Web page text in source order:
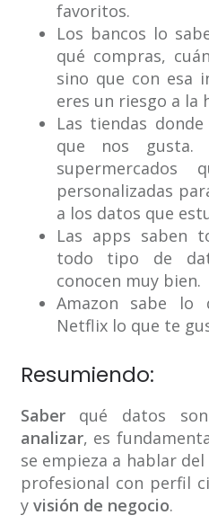
favoritos.
Los bancos lo
qué compras,
sino que con esa
eres un riesgo a la
Las tiendas
que nos gusta.
supermercados
personalizadas
a los datos que
Las apps saben
todo tipo de
conocen muy bien.
Amazon sabe
Netflix lo que te
Resumiendo:
Saberqué datos
analizar, es
se empieza a hablar
profesional con perfil
y visión de negocio.